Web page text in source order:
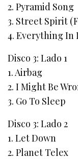
2. Pyramid Song
3. Street Spirit
4. Everything In
Disco 3: Lado 1
1. Airbag
2. I Might Be
3. Go To Sleep
Disco 3: Lado 2
1. Let Down
2. Planet Telex